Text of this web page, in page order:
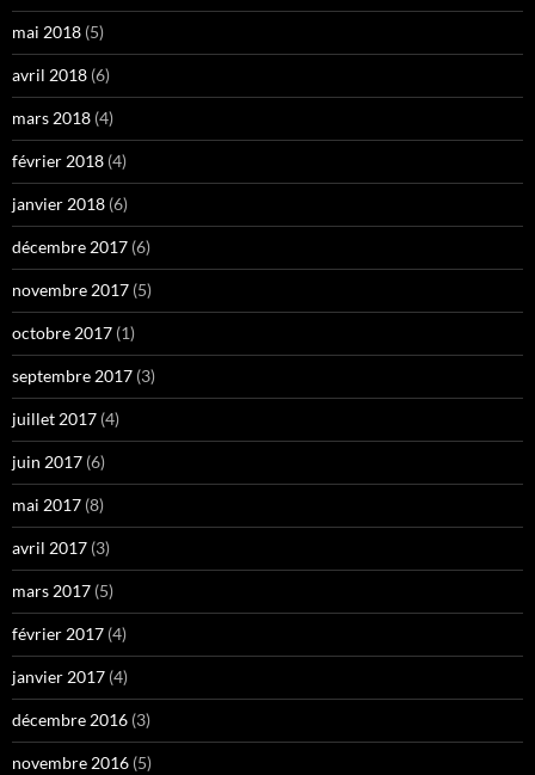
mai 2018 (5)
avril 2018 (6)
mars 2018 (4)
février 2018 (4)
janvier 2018 (6)
décembre 2017 (6)
novembre 2017 (5)
octobre 2017 (1)
septembre 2017 (3)
juillet 2017 (4)
juin 2017 (6)
mai 2017 (8)
avril 2017 (3)
mars 2017 (5)
février 2017 (4)
janvier 2017 (4)
décembre 2016 (3)
novembre 2016 (5)